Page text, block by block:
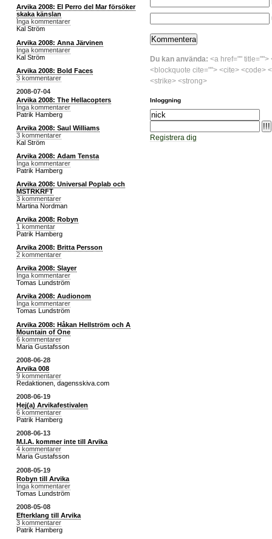
Arvika 2008: El Perro del Mar försöker
skaka känslan
Inga kommentarer
Kal Ström
Arvika 2008: Anna Järvinen
Inga kommentarer
Kal Ström
Arvika 2008: Bold Faces
3 kommentarer
2008-07-04
Arvika 2008: The Hellacopters
Inga kommentarer
Patrik Hamberg
Arvika 2008: Saul Williams
3 kommentarer
Kal Ström
Arvika 2008: Adam Tensta
Inga kommentarer
Patrik Hamberg
Arvika 2008: Universal Poplab och
MSTRKRFT
3 kommentarer
Martina Nordman
Arvika 2008: Robyn
1 kommentar
Patrik Hamberg
Arvika 2008: Britta Persson
2 kommentarer
Arvika 2008: Slayer
Inga kommentarer
Tomas Lundström
Arvika 2008: Audionom
Inga kommentarer
Tomas Lundström
Arvika 2008: Håkan Hellström och A
Mountain of One
6 kommentarer
Maria Gustafsson
2008-06-28
Arvika 008
9 kommentarer
Redaktionen, dagensskiva.com
2008-06-19
Hej(a) Arvikafestivalen
6 kommentarer
Patrik Hamberg
2008-06-13
M.I.A. kommer inte till Arvika
4 kommentarer
Maria Gustafsson
2008-05-19
Robyn till Arvika
Inga kommentarer
Tomas Lundström
2008-05-08
Efterklang till Arvika
3 kommentarer
Patrik Hamberg
Du kan använda: <a href="" title="">
<blockquote cite=""> <cite> <code>
<strike> <strong>
Inloggning
Registrera dig